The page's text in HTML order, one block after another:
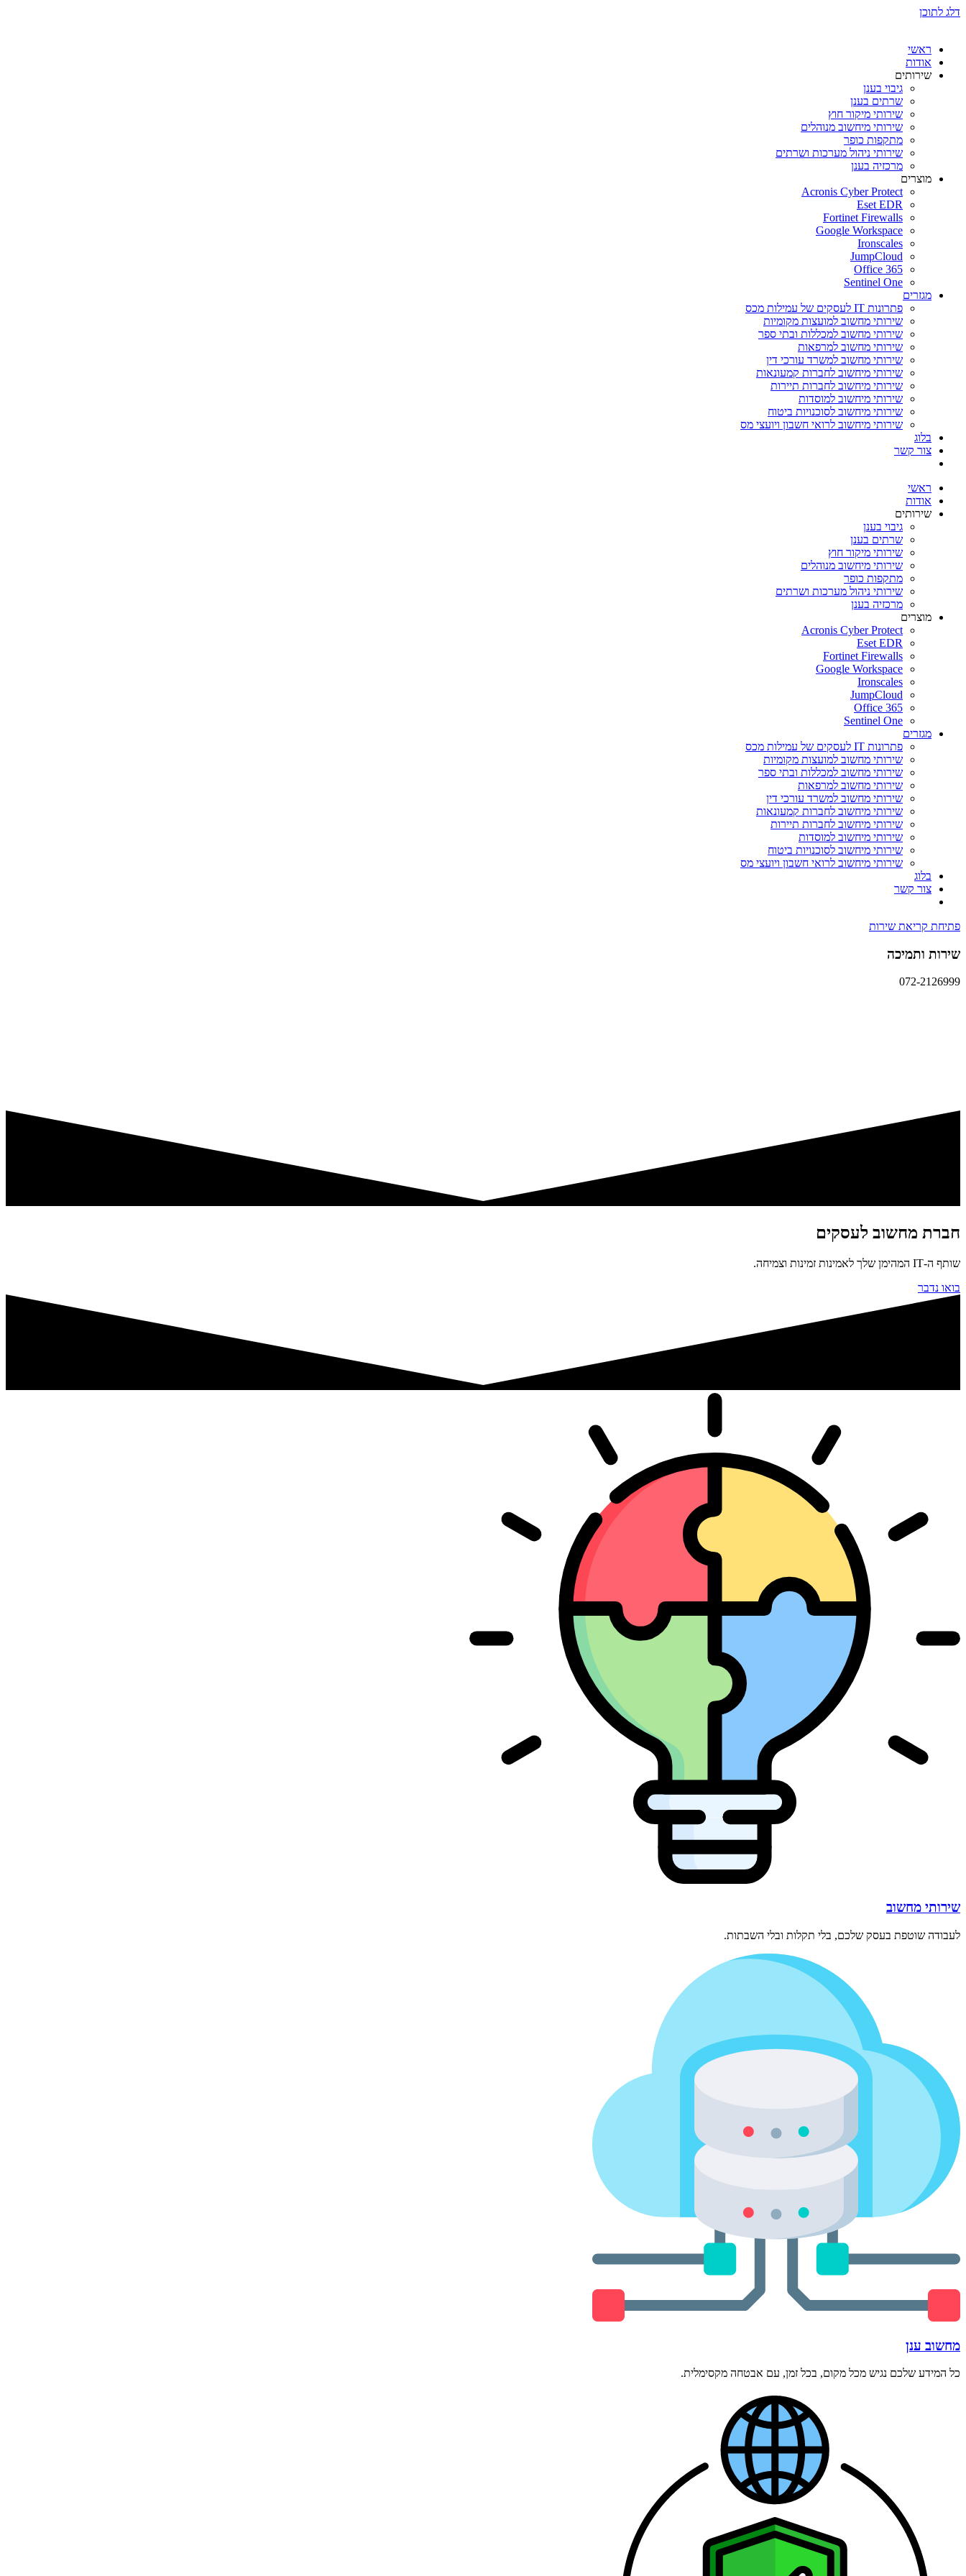
דלג לתוכן
ראשי
אודות
שירותים
גיבוי בענן
שרתים בענן
שירותי מיקור חוץ
שירותי מיחשוב מנוהלים
מתקפות כופר
שירותי ניהול מערכות ושרתים
מרכזיה בענן
מוצרים
Acronis Cyber Protect
Eset EDR
Fortinet Firewalls
Google Workspace
Ironscales
JumpCloud
Office 365
Sentinel One
מגזרים
פתרונות IT לעסקים של עמילות מכס
שירותי מחשוב למועצות מקומיות
שירותי מחשוב למכללות ובתי ספר
שירותי מחשוב למרפאות
שירותי מחשוב למשרד עורכי דין
שירותי מיחשוב לחברות קמעונאות
שירותי מיחשוב לחברות תיירות
שירותי מיחשוב למוסדות
שירותי מיחשוב לסוכנויות ביטוח
שירותי מיחשוב לרואי חשבון ויועצי מס
בלוג
צור קשר
ראשי
אודות
שירותים
גיבוי בענן
שרתים בענן
שירותי מיקור חוץ
שירותי מיחשוב מנוהלים
מתקפות כופר
שירותי ניהול מערכות ושרתים
מרכזיה בענן
מוצרים
Acronis Cyber Protect
Eset EDR
Fortinet Firewalls
Google Workspace
Ironscales
JumpCloud
Office 365
Sentinel One
מגזרים
פתרונות IT לעסקים של עמילות מכס
שירותי מחשוב למועצות מקומיות
שירותי מחשוב למכללות ובתי ספר
שירותי מחשוב למרפאות
שירותי מחשוב למשרד עורכי דין
שירותי מיחשוב לחברות קמעונאות
שירותי מיחשוב לחברות תיירות
שירותי מיחשוב למוסדות
שירותי מיחשוב לסוכנויות ביטוח
שירותי מיחשוב לרואי חשבון ויועצי מס
בלוג
צור קשר
פתיחת קריאת שירות
שירות ותמיכה
072-2126999
חברת מחשוב לעסקים
שותף ה-IT המהימן שלך לאמינות זמינות וצמיחה.
בואו נדבר
שירותי מחשוב
לעבודה שוטפת בעסק שלכם, בלי תקלות ובלי השבתות.
מחשוב ענן
כל המידע שלכם נגיש מכל מקום, בכל זמן, עם אבטחה מקסימלית.